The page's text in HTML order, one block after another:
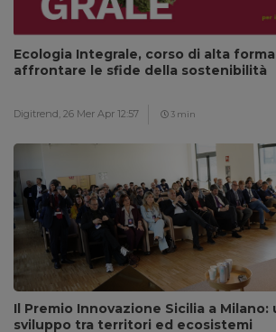
Ecologia Integrale, corso di alta
affrontare le sfide della sostenibilità
Digitrend, 26 Mer Apr 12:57 3 min
Il Premio Innovazione Sicilia a Milano:
sviluppo tra territori ed ecosistemi